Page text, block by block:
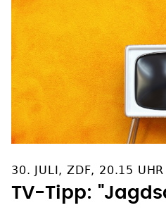
30. JULI, ZDF, 20.15 UHR
TV-Tipp: